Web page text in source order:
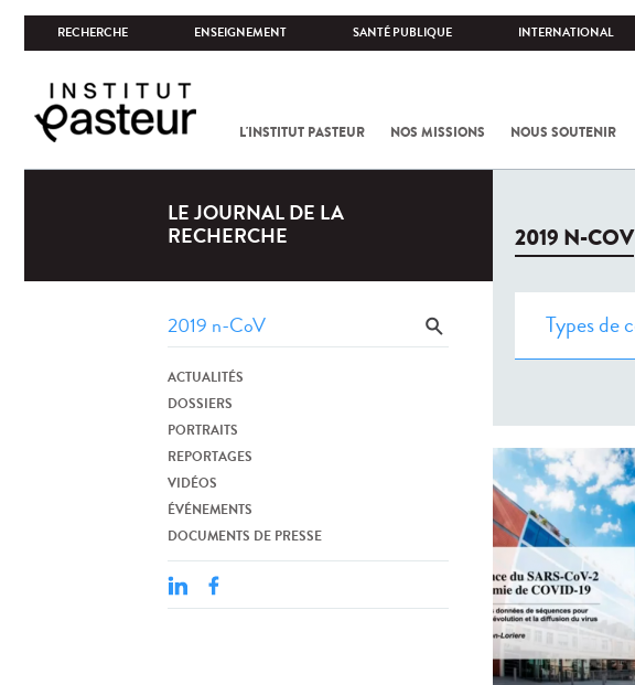
RECHERCHE ENSEIGNEMENT SANTÉ PUBLIQUE INTERNATIONAL
L'INSTITUT PASTEUR NOS MISSIONS NOUS SOUTENIR
LE JOURNAL DE LA
RECHERCHE
ACTUALITÉS
DOSSIERS
PORTRAITS
REPORTAGES
VIDÉOS
ÉVÉNEMENTS
DOCUMENTS DE PRESSE
2019 N-COV